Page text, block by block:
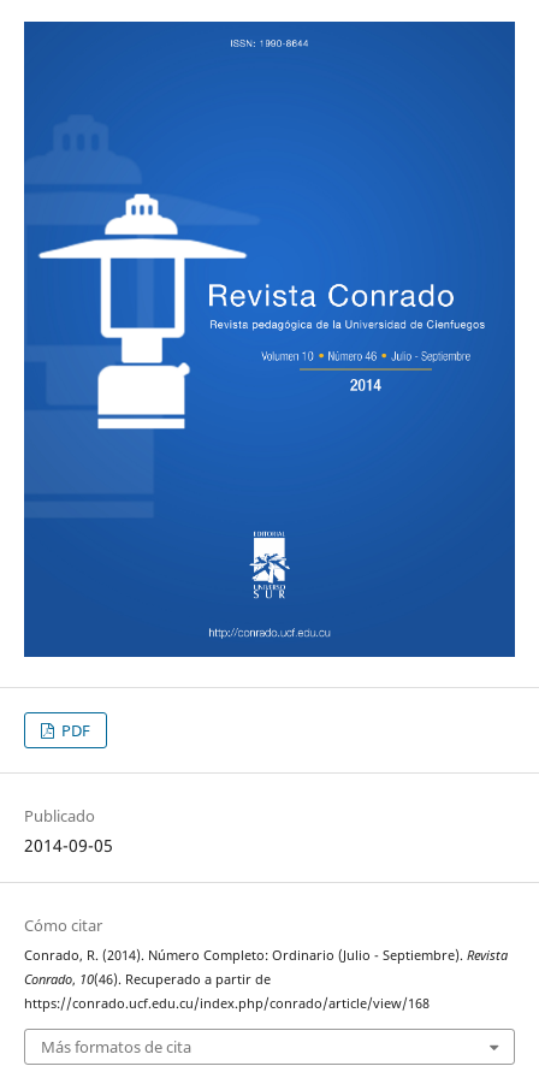
PDF
Publicado
2014-09-05
Cómo citar
Conrado, R. (2014). Número Completo: Ordinario (Julio - Septiembre). Revista
Conrado, 10(46). Recuperado a partir de
https://conrado.ucf.edu.cu/index.php/conrado/article/view/168
Más formatos de cita